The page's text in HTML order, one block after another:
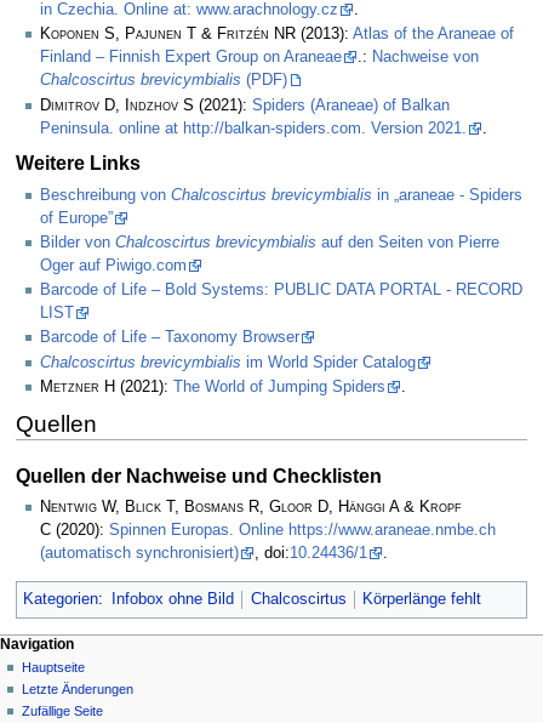
in Czechia. Online at: www.arachnology.cz
.
Koponen S, Pajunen T & Fritzén NR (2013): Atlas of the Araneae of
Finland – Finnish Expert Group on Araneae
.: Nachweise von
Chalcoscirtus brevicymbialis (PDF)
Dimitrov D, Indzhov S (2021): Spiders (Araneae) of Balkan
Peninsula. online at http://balkan-spiders.com. Version 2021.
Weitere Links
Beschreibung von Chalcoscirtus brevicymbialis in „araneae - Spiders
of Europe”
Bilder von Chalcoscirtus brevicymbialis auf den Seiten von Pierre
Oger auf Piwigo.com
Barcode of Life – Bold Systems: PUBLIC DATA PORTAL - RECORD
LIST
Barcode of Life – Taxonomy Browser
Chalcoscirtus brevicymbialis im World Spider Catalog
Metzner H (2021): The World of Jumping Spiders .
Quellen
Quellen der Nachweise und Checklisten
Nentwig W, Blick T, Bosmans R, Gloor D, Hänggi A & Kropf
C (2020): Spinnen Europas. Online https://www.araneae.nmbe.ch
(automatisch synchronisiert)
, doi:10.24436/1 .
Kategorien: Infobox ohne Bild Chalcoscirtus Körperlänge fehlt
Navigation
Hauptseite
Letzte Änderungen
Zufällige Seite